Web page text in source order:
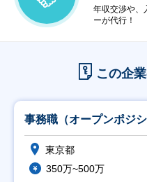
年収交渉や、
ーが代行！
この企
事務職（オープンポジシ
東京都
350万~500万